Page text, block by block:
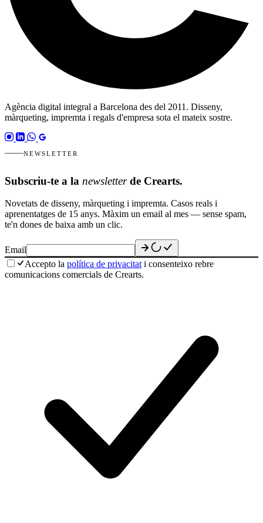
Agència digital integral a Barcelona des del 2011. Disseny,
màrqueting, impremta i regals d'empresa sota el mateix sostre.
NEWSLETTER
Subscriu-te a la newsletterde Crearts.
Novetats de disseny, màrqueting i impremta. Casos reals i
aprenentatges de 15 anys. Màxim un email al mes — sense spam,
te'n dones de baixa amb un clic.
Email
Accepto la política de privacitat i consenteixo rebre
comunicacions comercials de Crearts.